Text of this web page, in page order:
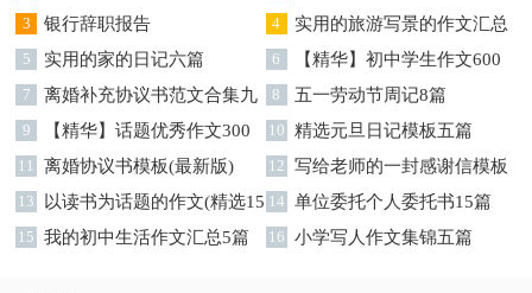
字集锦八篇
字汇总8篇
3 银行辞职报告 4
实用的旅游写景的作文汇总
九篇
5 实用的家的日记六篇 6
【精华】初中学生作文600
字集合十篇
7
离婚补充协议书范文合集九
篇
8 五一劳动节周记8篇
9
【精华】话题优秀作文300
字集合9篇
10 精选元旦日记模板五篇
11 离婚协议书模板(最新版) 12 写给老师的一封感谢信模板
汇编9篇
13
以读书为话题的作文(精选15
篇)
14 单位委托个人委托书15篇
15 我的初中生活作文汇总5篇 16 小学写人作文集锦五篇